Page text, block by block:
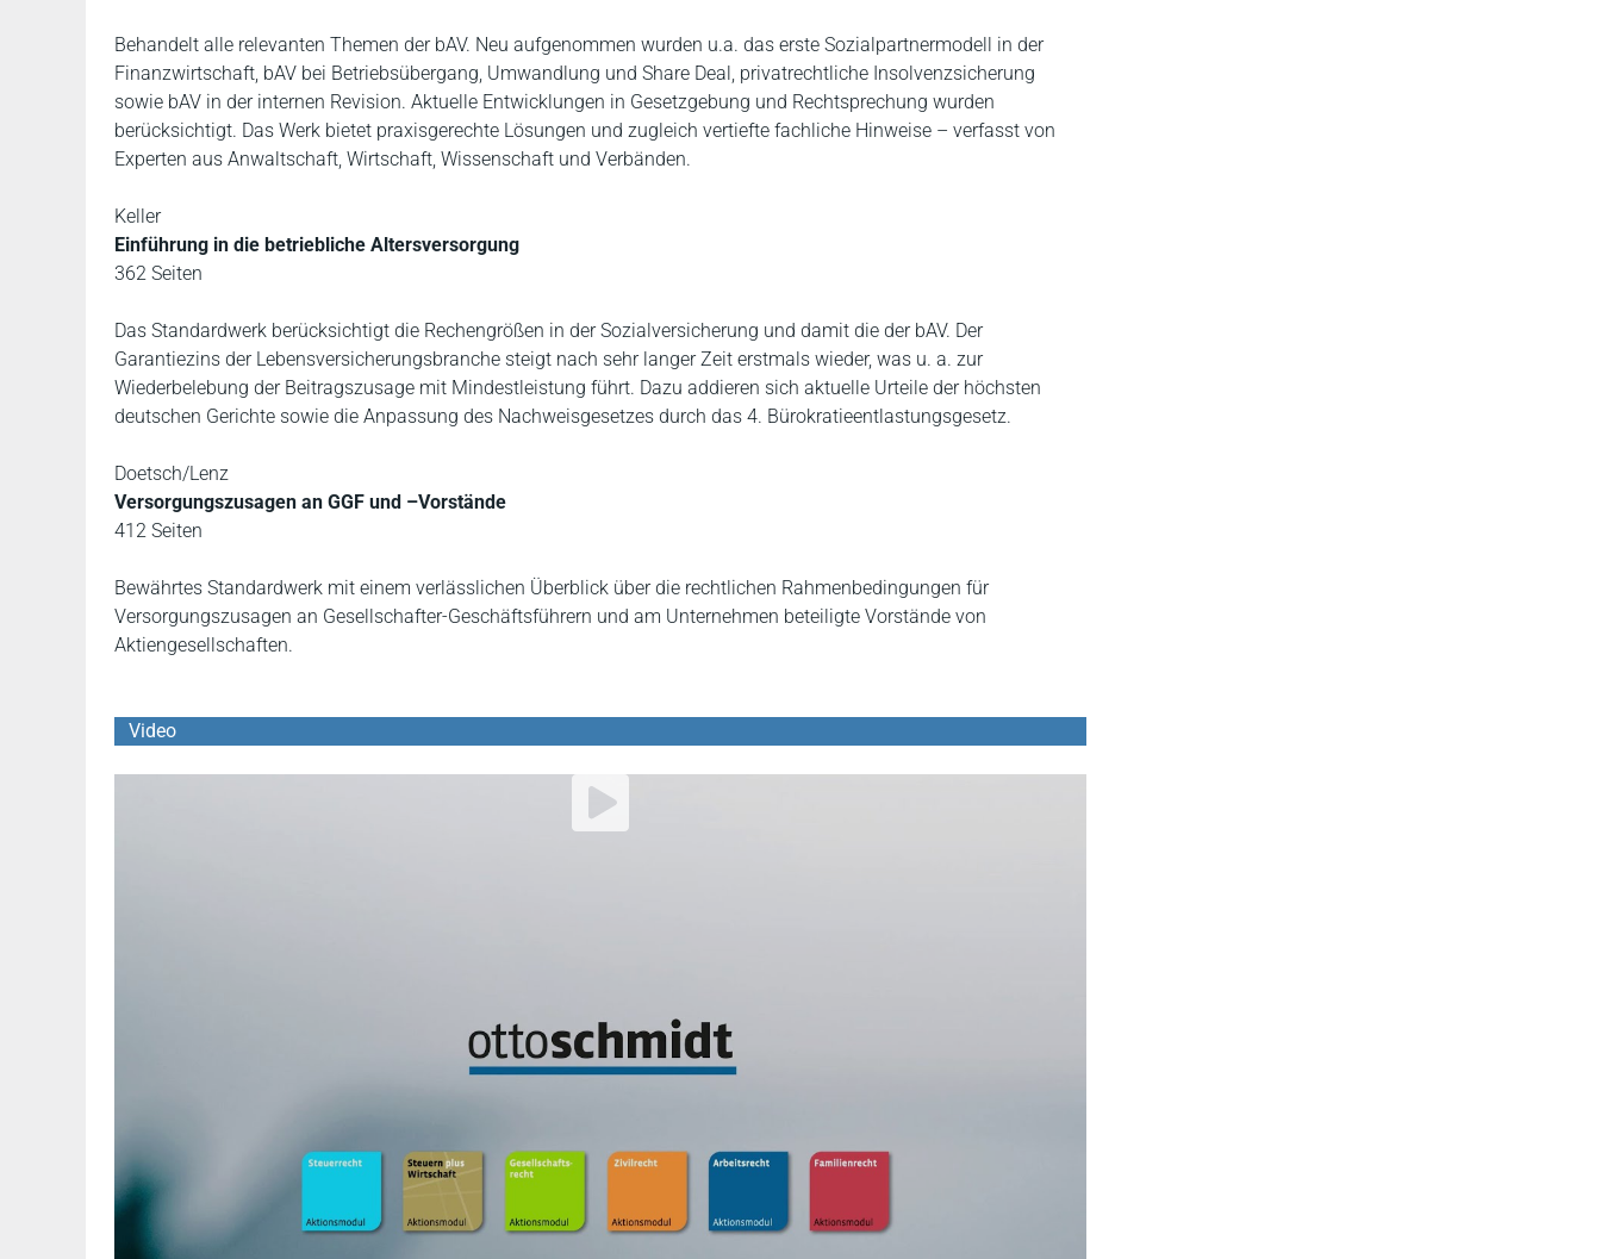
Behandelt alle relevanten Themen der bAV. Neu aufgenommen wurden u.a. das erste Sozialpartnermodell in der
Finanzwirtschaft, bAV bei Betriebsübergang, Umwandlung und Share Deal, privatrechtliche Insolvenzsicherung
sowie bAV in der internen Revision. Aktuelle Entwicklungen in Gesetzgebung und Rechtsprechung wurden
berücksichtigt. Das Werk bietet praxisgerechte Lösungen und zugleich vertiefte fachliche Hinweise – verfasst von
Experten aus Anwaltschaft, Wirtschaft, Wissenschaft und Verbänden.
Keller
Einführung in die betriebliche Altersversorgung
362 Seiten
Das Standardwerk berücksichtigt die Rechengrößen in der Sozialversicherung und damit die der bAV. Der
Garantiezins der Lebensversicherungsbranche steigt nach sehr langer Zeit erstmals wieder, was u. a. zur
Wiederbelebung der Beitragszusage mit Mindestleistung führt. Dazu addieren sich aktuelle Urteile der höchsten
deutschen Gerichte sowie die Anpassung des Nachweisgesetzes durch das 4. Bürokratieentlastungsgesetz.
Doetsch/Lenz
Versorgungszusagen an GGF und –Vorstände
412 Seiten
Bewährtes Standardwerk mit einem verlässlichen Überblick über die rechtlichen Rahmenbedingungen für
Versorgungszusagen an Gesellschafter-Geschäftsführern und am Unternehmen beteiligte Vorstände von
Aktiengesellschaften.
Video